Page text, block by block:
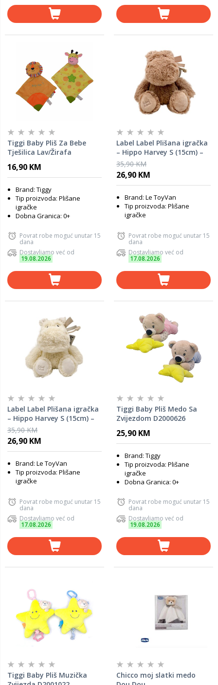
Tiggi Baby Pliš Za Bebe
Tješilica Lav/Žirafa
16,90 KM
Brand: Tiggy
Tip proizvoda: Plišane
igračke
Dobna Granica: 0+
Povrat robe moguć unutar 15
dana
Dostavljamo već od
19.08.2026
Label Label Plišana igračka
– Hippo Harvey S (15cm) –
Nougat
35,90 KM
26,90 KM
Brand: Le ToyVan
Tip proizvoda: Plišane
igračke
Povrat robe moguć unutar 15
dana
Dostavljamo već od
17.08.2026
Label Label Plišana igračka
– Hippo Harvey S (15cm) –
Ivory
35,90 KM
26,90 KM
Brand: Le ToyVan
Tip proizvoda: Plišane
igračke
Povrat robe moguć unutar 15
dana
Dostavljamo već od
17.08.2026
Tiggi Baby Pliš Medo Sa
Zvijezdom D2000626
25,90 KM
Brand: Tiggy
Tip proizvoda: Plišane
igračke
Dobna Granica: 0+
Povrat robe moguć unutar 15
dana
Dostavljamo već od
19.08.2026
Tiggi Baby Pliš Muzička
Chicco moj slatki medo